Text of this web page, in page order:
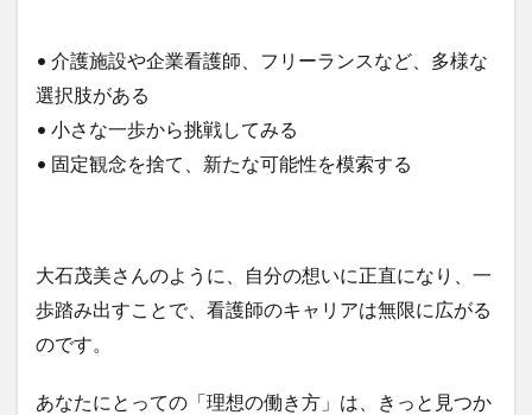
• 介護施設や企業看護師、フリーランスなど、多様な
選択肢がある
• 小さな一歩から挑戦してみる
• 固定観念を捨て、新たな可能性を模索する
大石茂美さんのように、自分の想いに正直になり、一
歩踏み出すことで、看護師のキャリアは無限に広がる
のです。
あなたにとっての「理想の働き方」は、きっと見つか